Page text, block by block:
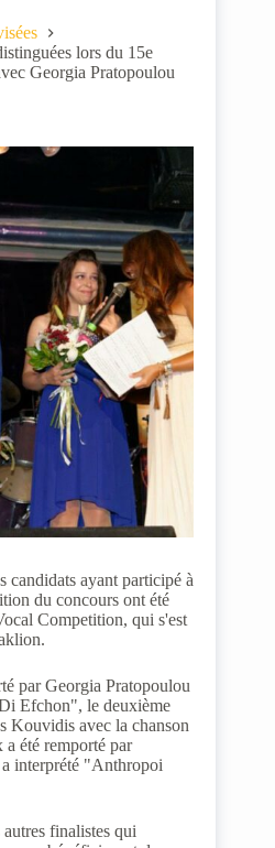
lors du 15e
Georgia Pratopoulou
candidats ayant participé à
du concours ont été
Competition, qui s'est
par Georgia Pratopoulou
Efchon", le deuxième
Kouvidis avec la chanson
été remporté par
interprété "Anthropoi
finalistes qui